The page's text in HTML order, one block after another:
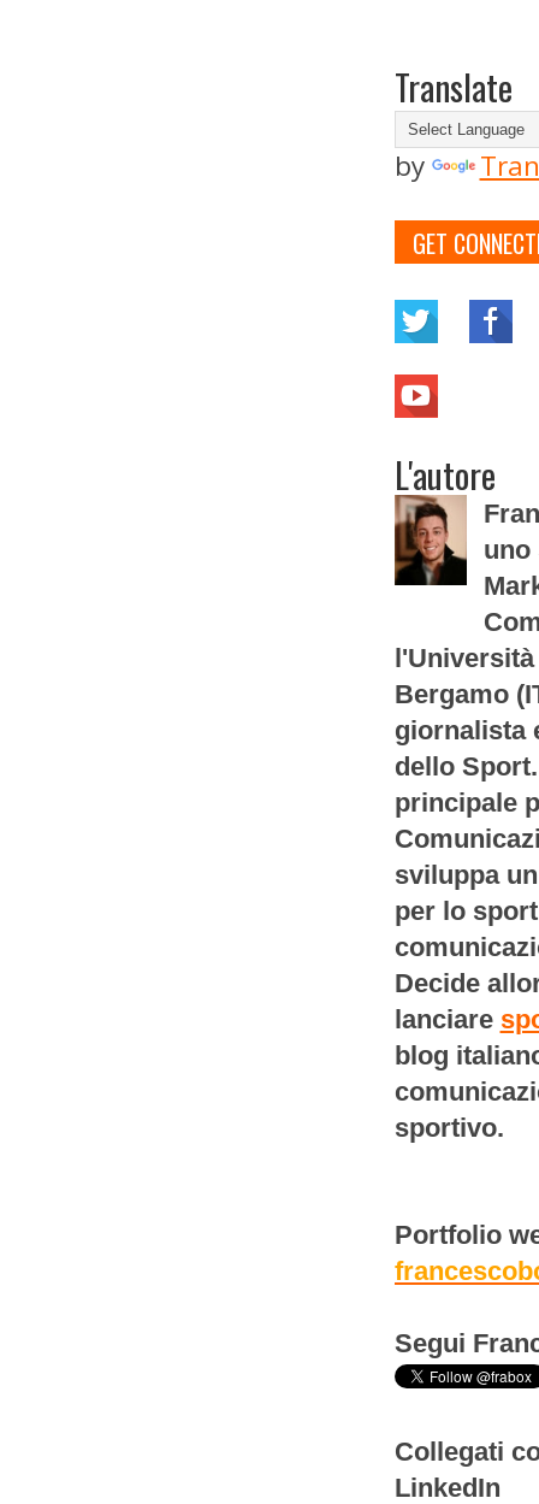
Translate
by
GET
L'autore
uno
Bergamo
giornalista
dello
principale
sviluppa
per lo
Decide
lanciare
blog
sportivo.
Portfolio
Segui
Collegati
LinkedIn